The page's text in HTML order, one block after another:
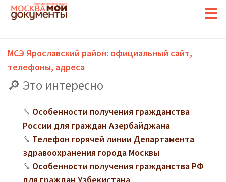
МСЭ Ярославский район: официальный сайт,
телефоны, адреса
Это интересно
Особенности получения гражданства
России для граждан Азербайджана
Телефон горячей линии Департамента
здравоохранения города Москвы
Особенности получения гражданства РФ